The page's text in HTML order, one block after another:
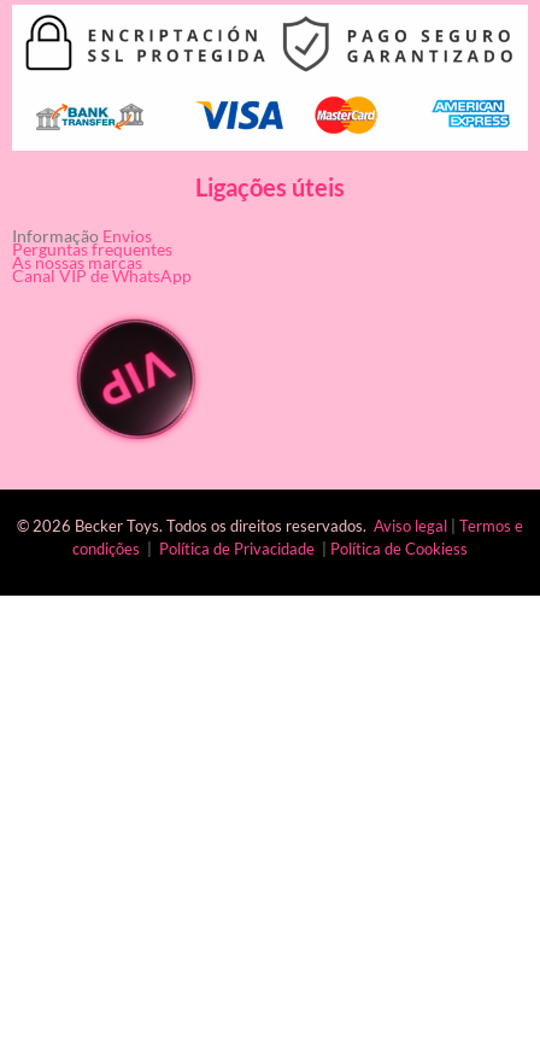
Ligações úteis
Informação Envios
Perguntas frequentes
As nossas marcas
Canal VIP de WhatsApp
© 2026 Becker Toys. Todos os direitos reservados. Aviso legal
Termos e
condições
Política de Privacidade Política de Cookiess